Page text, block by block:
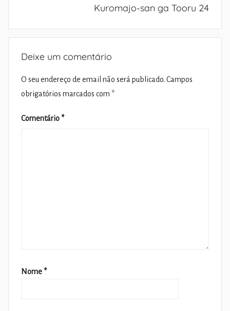
Kuromajo-san ga Tooru 24
Deixe um comentário
O seu endereço de email não será publicado. Campos
obrigatórios marcados com *
Comentário *
Nome *